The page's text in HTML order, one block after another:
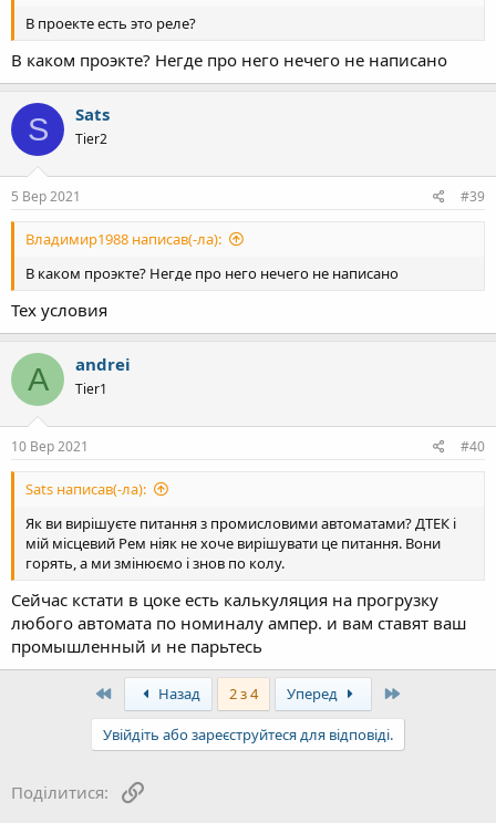
В проекте есть это реле?
В каком проэкте? Негде про него нечего не написано
S Sats
Tier2
5 Вер 2021 #39
Владимир1988 написав(-ла):
В каком проэкте? Негде про него нечего не написано
Тех условия
A andrei
Tier1
10 Вер 2021 #40
Sats написав(-ла):
Як ви вирішуєте питання з промисловими автоматами? ДТЕК і
мій місцевий Рем ніяк не хоче вирішувати це питання. Вони
горять, а ми змінюємо і знов по колу.
Сейчас кстати в цоке есть калькуляция на прогрузку
любого автомата по номиналу ампер. и вам ставят ваш
промышленный и не парьтесь
Назад 2 з 4 Уперед
Увійдіть або зареєструйтеся для відповіді.
Поділитися: